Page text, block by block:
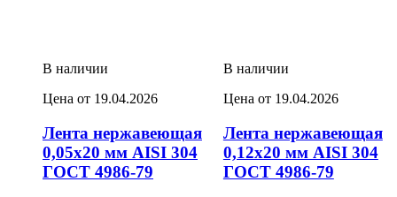
В наличии
Цена от 19.04.2026
Лента нержавеющая
0,05х20 мм AISI 304
ГОСТ 4986-79
В наличии
Цена от 19.04.2026
Лента нержавеющая
0,12х20 мм AISI 304
ГОСТ 4986-79